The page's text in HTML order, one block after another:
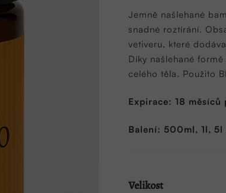
hvězdiček.
Jemně našlehané
snadné roztírání.
vetiveru, které
Díky našlehané
celého těla. Použito
Expirace: 18 měsíců
Balení: 500ml, 1l, 5l
Velikost